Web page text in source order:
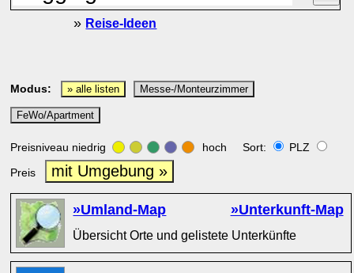
» Reise-Ideen
Modus: » alle listen Messe-/Monteurzimmer
FeWo/Apartment
Preisniveau niedrig hoch Sort:
PLZ
Preis
mit Umgebung »
»Umland-Map »Unterkunft-Map
Übersicht Orte und gelistete Unterkünfte